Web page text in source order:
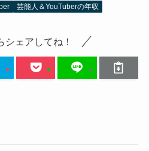
芸能人＆YouTuberの年収
シェアしてね！